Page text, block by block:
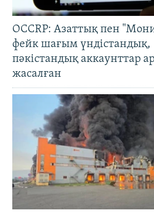
OCCRP: Азаттық пен
фейк шағым үндістандық,
пәкістандық аккаунттар
жасалған